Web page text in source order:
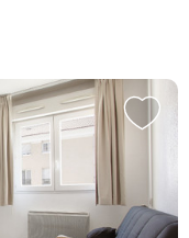
At 700 meters